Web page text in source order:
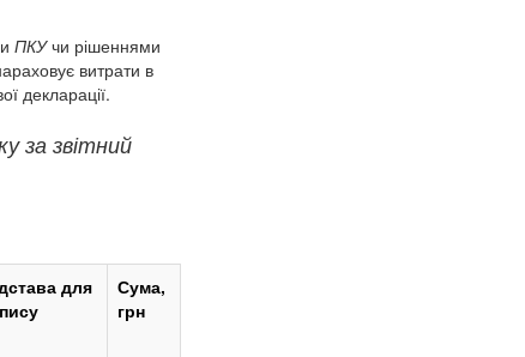
ПКУчи рішеннями
витрати в
декларації.
за звітний
для
Сума,
грн